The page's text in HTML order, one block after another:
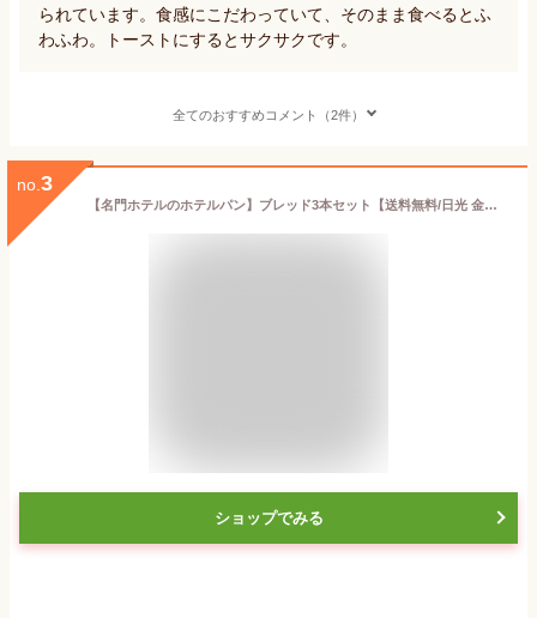
られています。食感にこだわっていて、そのまま食べるとふ
わふわ。トーストにするとサクサクです。
全てのおすすめコメント（2件）
no. 3
【名門ホテルのホテルパン】ブレッド3本セット【送料無料/日光 金谷ホテル ベーカリー】【税込】 パン 冷凍パン 冷凍保存 パン詰め合わせ
ショップでみる